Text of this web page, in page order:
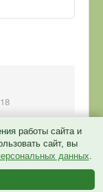
работы сайта и
сайт, вы
данных.